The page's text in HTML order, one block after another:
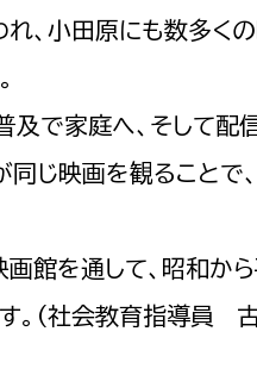
、小田原にも数多く
及で家庭へ、そして配
同じ映画を観ることで
館を通して、昭和か
。（社会教育指導員 古